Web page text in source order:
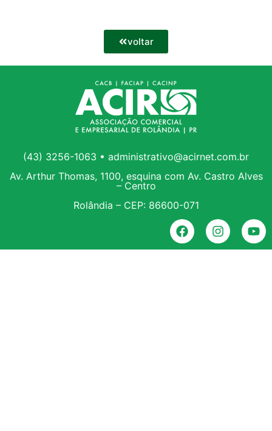
voltar
(43) 3256-1063 • administrativo@acirnet.com.br
Av. Arthur Thomas, 1100, esquina com Av. Castro Alves
– Centro
Rolândia – CEP: 86600-071